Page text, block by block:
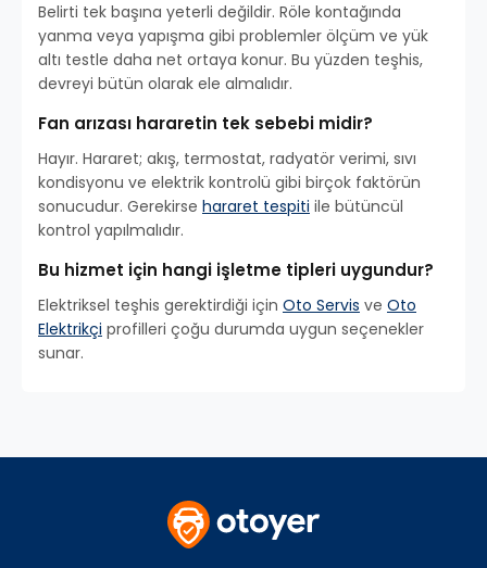
Belirti tek başına yeterli değildir. Röle kontağında
yanma veya yapışma gibi problemler ölçüm ve yük
altı testle daha net ortaya konur. Bu yüzden teşhis,
devreyi bütün olarak ele almalıdır.
Fan arızası hararetin tek sebebi midir?
Hayır. Hararet; akış, termostat, radyatör verimi, sıvı
kondisyonu ve elektrik kontrolü gibi birçok faktörün
sonucudur. Gerekirse hararet tespiti ile bütüncül
kontrol yapılmalıdır.
Bu hizmet için hangi işletme tipleri uygundur?
Elektriksel teşhis gerektirdiği için Oto Servis ve Oto
Elektrikçi profilleri çoğu durumda uygun seçenekler
sunar.